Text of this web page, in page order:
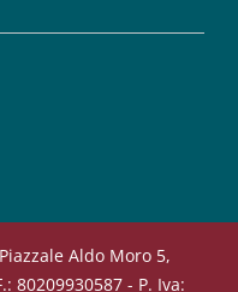
Aldo Moro 5,
80209930587 - P. Iva: